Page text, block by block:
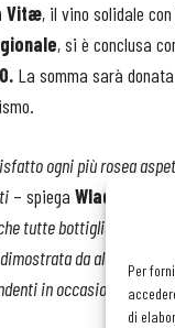
Per
di
Vitæ, il vino solidale
, si è conclusa
La somma sarà
ogni più rosea
– spiega Wladimiro
tutte bottiglie sono
da alcune
in occasione del